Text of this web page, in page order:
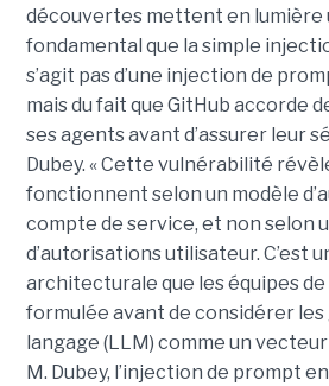
découvertes mettent en lumière
fondamental que la simple
s’agit pas d’une injection de
mais du fait que GitHub accorde
ses agents avant d’assurer leur
Dubey. « Cette vulnérabilité
fonctionnent selon un modèle
compte de service, et non selon
d’autorisations utilisateur. C’est
architecturale que les équipes
formulée avant de considérer les
langage (LLM) comme un vecteur
M. Dubey, l’injection de prompt